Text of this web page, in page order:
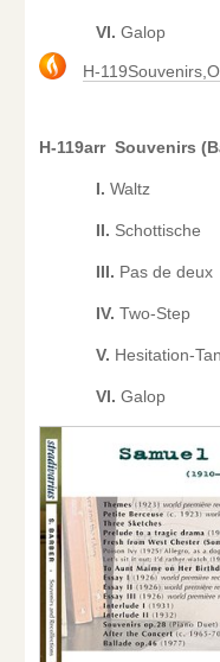
VI. Galop
H-
H-119arr Souvenirs
I. Waltz
II. Schottische
III. Pas de deux
IV. Two-Step
V. Hesitation-
VI. Galop